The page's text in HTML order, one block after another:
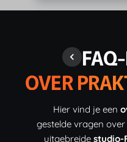
OVER
Hier vind je een
gestelde vragen over
uitgebreide studio-